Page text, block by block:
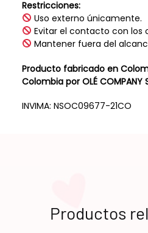
Restricciones:
Uso externo únicamente.
Evitar el contacto con los
Mantener fuera del
Producto fabricado en
Colombia por OLÉ COMPANY
INVIMA: NSOC09677-21CO
Productos